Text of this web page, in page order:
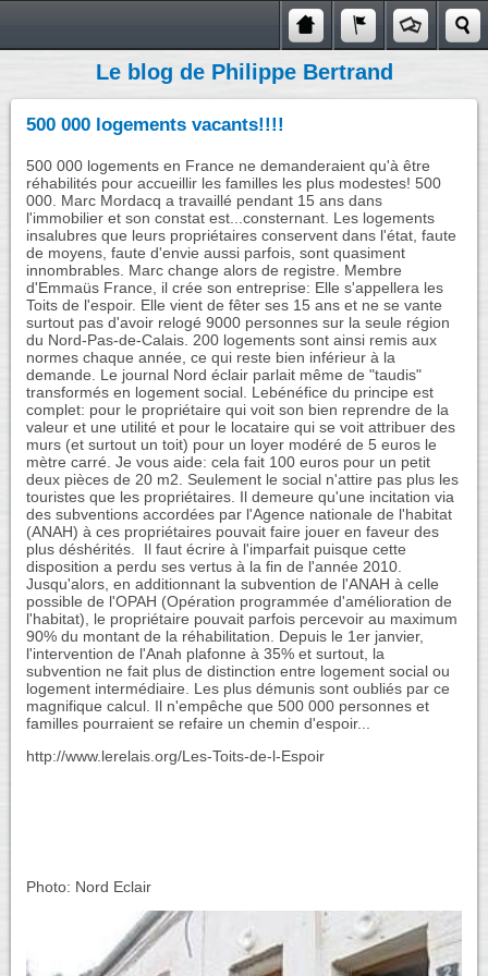
Le blog de Philippe Bertrand
500 000 logements vacants!!!!
500 000 logements en France ne demanderaient qu'à être
réhabilités pour accueillir les familles les plus modestes! 500
000. Marc Mordacq a travaillé pendant 15 ans dans
l'immobilier et son constat est...consternant. Les logements
insalubres que leurs propriétaires conservent dans l'état, faute
de moyens, faute d'envie aussi parfois, sont quasiment
innombrables. Marc change alors de registre. Membre
d'Emmaüs France, il crée son entreprise: Elle s'appellera les
Toits de l'espoir. Elle vient de fêter ses 15 ans et ne se vante
surtout pas d'avoir relogé 9000 personnes sur la seule région
du Nord-Pas-de-Calais. 200 logements sont ainsi remis aux
normes chaque année, ce qui reste bien inférieur à la
demande. Le journal Nord éclair parlait même de "taudis"
transformés en logement social. Lebénéfice du principe est
complet: pour le propriétaire qui voit son bien reprendre de la
valeur et une utilité et pour le locataire qui se voit attribuer des
murs (et surtout un toit) pour un loyer modéré de 5 euros le
mètre carré. Je vous aide: cela fait 100 euros pour un petit
deux pièces de 20 m2. Seulement le social n'attire pas plus les
touristes que les propriétaires. Il demeure qu'une incitation via
des subventions accordées par l'Agence nationale de l'habitat
(ANAH) à ces propriétaires pouvait faire jouer en faveur des
plus déshérités. Il faut écrire à l'imparfait puisque cette
disposition a perdu ses vertus à la fin de l'année 2010.
Jusqu'alors, en additionnant la subvention de l'ANAH à celle
possible de l'OPAH (Opération programmée d'amélioration de
l'habitat), le propriétaire pouvait parfois percevoir au maximum
90% du montant de la réhabilitation. Depuis le 1er janvier,
l'intervention de l'Anah plafonne à 35% et surtout, la
subvention ne fait plus de distinction entre logement social ou
logement intermédiaire. Les plus démunis sont oubliés par ce
magnifique calcul. Il n'empêche que 500 000 personnes et
familles pourraient se refaire un chemin d'espoir...
http://www.lerelais.org/Les-Toits-de-l-Espoir
Photo: Nord Eclair